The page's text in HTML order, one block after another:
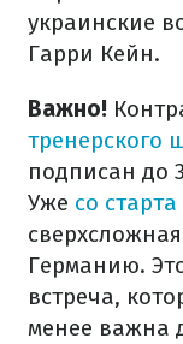
украинские
Гарри Кейн.
Важно!
тренерского
подписан до
Уже со
Германию.
встреча,
менее важна